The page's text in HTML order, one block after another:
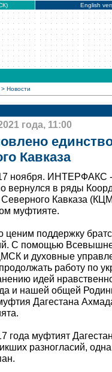
English
> Новости
года, 11:00
Кавказа
ноября. ИНТЕРФАКС
вернулся в ряды
Кавказа
муфтияте.
поддержку
С помощью
и духовные
работу по
идей
и нашей общей
Дагестана
года муфтият
разногласий,